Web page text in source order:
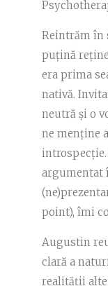
Reintrăm în
puțină
era prima
nativă.
neutră și o
ne menține
argumentat
point), îmi
Augustin
clară a
realității